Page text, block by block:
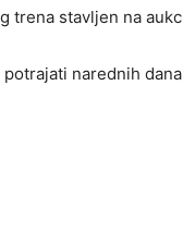
trena stavljen na
potrajati narednih